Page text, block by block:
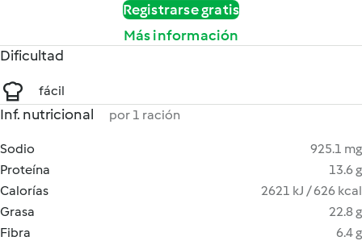
Registrarse gratis
Más información
Dificultad
fácil
Inf. nutricional por 1 ración
Sodio
925.1 mg
Proteína
13.6 g
Calorías
2621 kJ / 626 kcal
Grasa
22.8 g
Fibra
6.4 g